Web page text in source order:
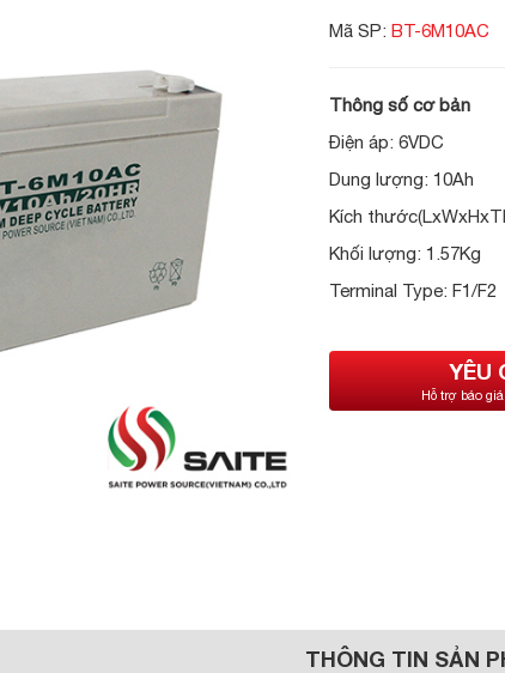
Mã SP: BT-6M10AC
Thông số cơ bản
Điện áp: 6VDC
Dung lượng: 10Ah
Kích
Khối lượng: 1.57Kg
Terminal Type: F1/F2
YÊU
Hỗ trợ báo
THÔNG TIN SẢN